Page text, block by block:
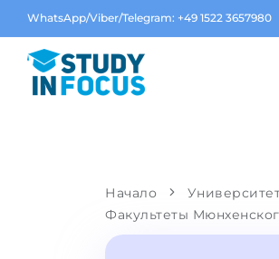
WhatsApp/Viber/Telegram: +49 1522 3657980
Начало
Факультеты